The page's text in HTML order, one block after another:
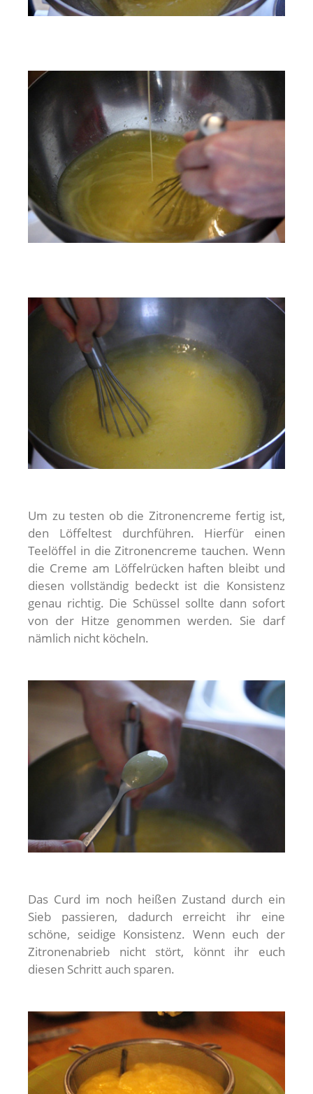
Um zu testen ob die Zitronencreme fertig ist,
den Löffeltest durchführen. Hierfür einen
Teelöffel in die Zitronencreme tauchen. Wenn
die Creme am Löffelrücken haften bleibt und
diesen vollständig bedeckt ist die Konsistenz
genau richtig. Die Schüssel sollte dann sofort
von der Hitze genommen werden. Sie darf
nämlich nicht köcheln.
Das Curd im noch heißen Zustand durch ein
Sieb passieren, dadurch erreicht ihr eine
schöne, seidige Konsistenz. Wenn euch der
Zitronenabrieb nicht stört, könnt ihr euch
diesen Schritt auch sparen.